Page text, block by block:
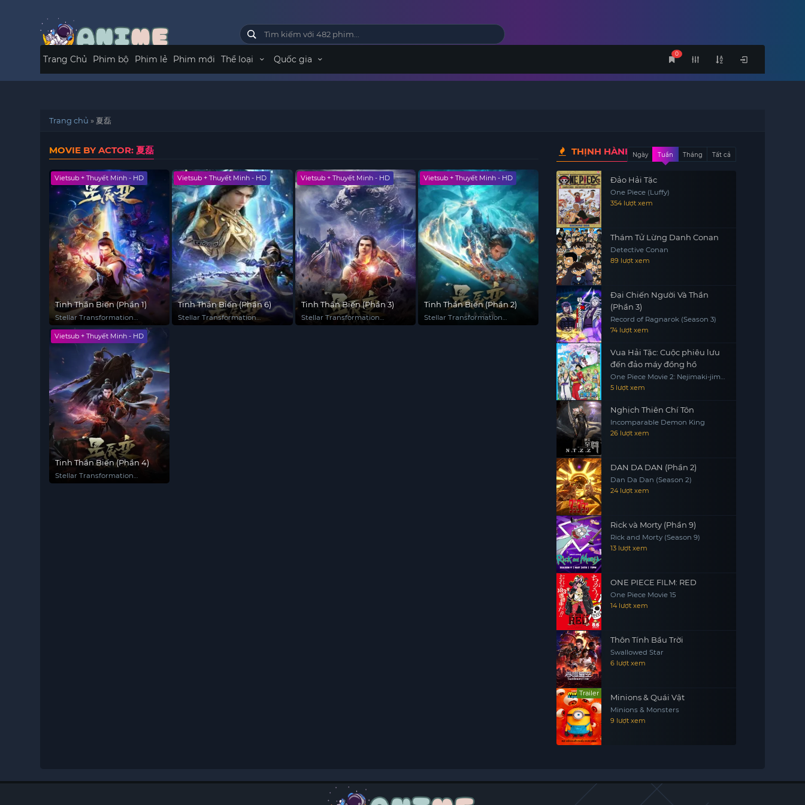
0
Trang Chủ Phim bộ Phim lẻ Phim mới Thể loại Quốc gia
Trang chủ » 夏磊
MOVIE BY ACTOR: 夏磊
Vietsub + Thuyết Minh - HD
Tinh Thần Biến (Phần 1)
Stellar Transformation
(Season 1)
Vietsub + Thuyết Minh - HD
Tinh Thần Biến (Phần 6)
Stellar Transformation
Vietsub + Thuyết Minh - HD
Tinh Thần Biến (Phần 3)
Stellar Transformation
Vietsub + Thuyết Minh - HD
Tinh Thần Biến (Phần 2)
Stellar Transformation
Vietsub + Thuyết Minh - HD
Tinh Thần Biến (Phần 4)
Stellar Transformation
THỊNH HÀNHNgày Tuần Tháng Tất cả
Đảo Hải Tặc
One Piece (Luffy)
354 lượt xem
Thám Tử Lừng Danh Conan
Detective Conan
89 lượt xem
Đại Chiến Người Và Thần
(Phần 3)
Record of Ragnarok (Season 3)
74 lượt xem
Vua Hải Tặc: Cuộc phiêu lưu
đến đảo máy đồng hồ
One Piece Movie 2: Nejimaki-jima
no Daibouken, One Piece:
Nejimakijima no Bouken, One
5 lượt xem
Nghịch Thiên Chí Tôn
Incomparable Demon King
26 lượt xem
DAN DA DAN (Phần 2)
Dan Da Dan (Season 2)
24 lượt xem
Rick và Morty (Phần 9)
Rick and Morty (Season 9)
13 lượt xem
ONE PIECE FILM: RED
One Piece Movie 15
14 lượt xem
Thôn Tính Bầu Trời
Swallowed Star
6 lượt xem
Trailer Minions & Quái Vật
Minions & Monsters
9 lượt xem